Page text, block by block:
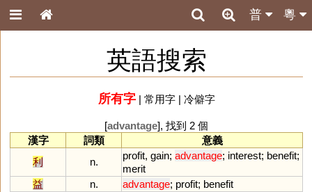
粵
普
英語搜索
所有字| 常用字| 冷僻字
[advantage], 找到 2 個
漢字
詞類
意義
利
n.
profit, gain; advantage; interest; benefit;
merit
益
n. advantage; profit; benefit